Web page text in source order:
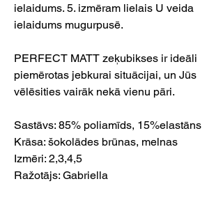
ielaidums. 5. izmēram lielais U veida
ielaidums mugurpusē.
PERFECT MATT zeķubikses ir ideāli
piemērotas jebkurai situācijai, un Jūs
vēlēsities vairāk nekā vienu pāri.
Sastāvs: 85% poliamīds, 15%elastāns
Krāsa: šokolādes brūnas, melnas
Izmēri: 2,3,4,5
Ražotājs: Gabriella